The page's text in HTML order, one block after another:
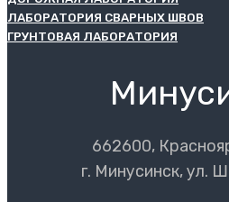
ЛАБОРАТОРИЯ СВАРНЫХ ШВОВ
ГРУНТОВАЯ ЛАБОРАТОРИЯ
662600,
г. Минусинск, ул.